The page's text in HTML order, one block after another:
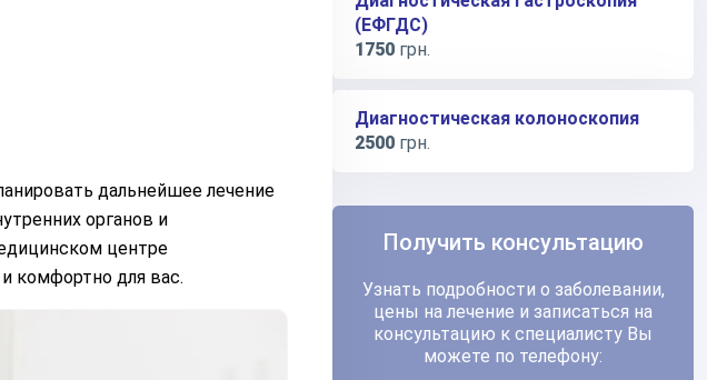
дальнейшее лечение
органов и
центре
комфортно для вас.
(ЕФГДС)
1750 грн.
Диагностическая колоноскопия
2500 грн.
Получить консультацию
Узнать подробности о заболевании,
цены на лечение и записаться на
консультацию к специалисту Вы
можете по телефону: